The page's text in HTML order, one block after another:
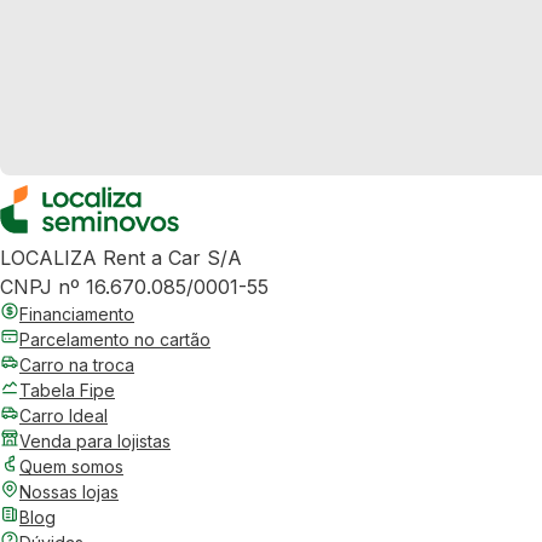
LOCALIZA Rent a Car S/A
CNPJ nº 16.670.085/0001-55
Financiamento
Parcelamento no cartão
Carro na troca
Tabela Fipe
Carro Ideal
Venda para lojistas
Quem somos
Nossas lojas
Blog